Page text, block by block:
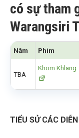
có sự tham
Warangsiri
Năm Phim
TBA
Khom Khlang
TIỂU SỬ CÁC